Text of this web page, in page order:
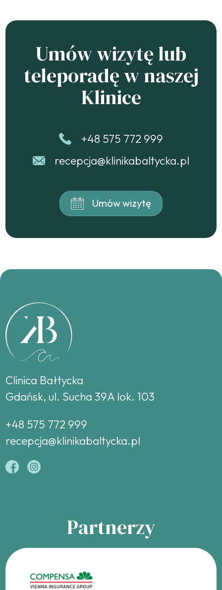
Umów wizytę lub
teleporadę w naszej
Klinice
+48 575 772 999
recepcja@klinikabaltycka.pl
Umów wizytę
Clinica Bałtycka
Gdańsk, ul. Sucha 39A lok. 103
+48 575 772 999
recepcja@klinikabaltycka.pl
Partnerzy